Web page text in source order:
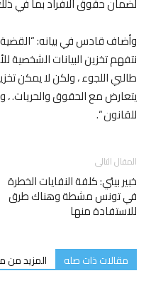
وأضاف قادس في بيانه:
نتفهم تخزين البيانات الشخصية
طالبي اللجوء ، ولكن لا يمكن
يتعارض مع الحقوق والحريات. ،
للقانون “.
المقال التالى
خبير بيئي: كلفة النفايات الخطرة
في تونس مشطة وهناك طرق
للاستفادة منها
مقالات ذات صله
المزيد من